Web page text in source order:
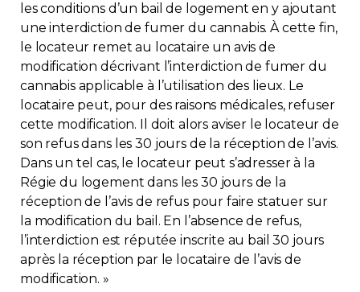
Zone Membres
Français
les conditions d’un bail de logement en y ajoutant
une interdiction de fumer du cannabis. À cette fin,
le locateur remet au locataire un avis de
modification décrivant l’interdiction de fumer du
cannabis applicable à l’utilisation des lieux. Le
locataire peut, pour des raisons médicales, refuser
cette modification. Il doit alors aviser le locateur de
son refus dans les 30 jours de la réception de l’avis.
Dans un tel cas, le locateur peut s’adresser à la
Régie du logement dans les 30 jours de la
réception de l’avis de refus pour faire statuer sur
la modification du bail. En l’absence de refus,
l’interdiction est réputée inscrite au bail 30 jours
après la réception par le locataire de l’avis de
modification. »